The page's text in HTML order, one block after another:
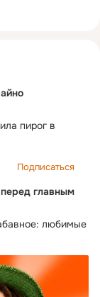
пирог в
и жду
потрясающий!
огонёк, а уже
заставили
историю
с
марафон
Подписаться
главным
любимые
мемы или
Посмотрим, чей